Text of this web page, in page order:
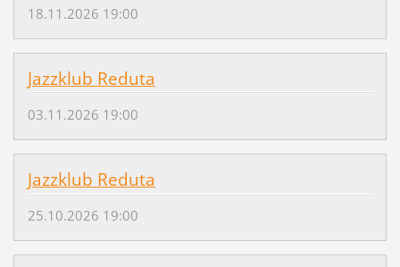
18.11.2026 19:00
Jazzklub Reduta
03.11.2026 19:00
Jazzklub Reduta
25.10.2026 19:00